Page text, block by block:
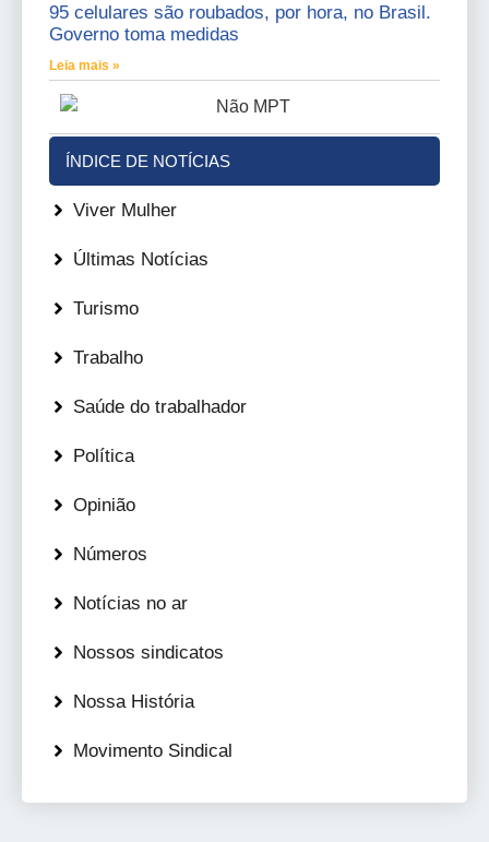
95 celulares são roubados, por hora, no Brasil.
Governo toma medidas
Leia mais »
ÍNDICE DE NOTÍCIAS
Viver Mulher
Últimas Notícias
Turismo
Trabalho
Saúde do trabalhador
Política
Opinião
Números
Notícias no ar
Nossos sindicatos
Nossa História
Movimento Sindical